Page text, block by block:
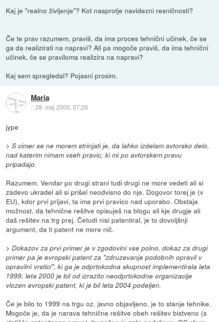
Kaj je "realno življenje"? Kot nasprotje navidezni resničnosti?
Če te prav razumem, praviš, da ima proces tehnični učinek, če se
ga da realizirati na napravi? Ali pa mogoče praviš, da ima tehnični
učinek, če se praviloma realizira na napravi?
Kaj sem spregledal? Pojasni prosim.
Maria
::28. maj 2005, 07:26
jype
> S cimer se ne morem strinjati je, da lahko izdelam avtorsko delo,
nad katerim nimam vseh pravic, ki mi po avtorskem pravu
pripadajo.
Razumem. Vendar po drugi strani tudi drugi ne more vedeti ali si
zadevo ukradel ali si prišel neodvisno do nje. Dogovor torej je (v
EU), kdor prvi prijavi, ta ima prvi pravico nad uporabo. Obstaja
možnost, da tehnične rešitve opisuješ na blogu ali kje drugje ali
daš rešitev na trg prej. Četudi nisi patentiral, je to dovoljšnji
argument, da ti patent ne more nič.
> Dokazov za prvi primer je v zgodovini vse polno, dokaz za drugi
primer pa je evropski patent za "zdruzevanje podobnih opravil v
opravilni vrstici", ki ga je odprtokodna skupnost implementirala leta
1999, leta 2000 je bil od izrazito neodprtokodne organizacije
vlozen evropski patent, ki je bil leta 2004 podeljen.
Če je bilo to 1999 na trgu oz. javno objavljeno, je to stanje tehnike.
Mogoče je, da je narava tehnične rešitve obeh rešitev bistveno (s